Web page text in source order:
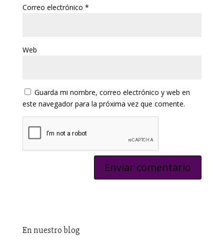
Correo electrónico *
Web
Guarda mi nombre, correo electrónico y web en
este navegador para la próxima vez que comente.
En nuestro blog